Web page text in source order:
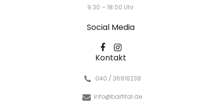
9:30 – 18:00 Uhr
Social Media
Kontakt
040 / 36916238
info@barfital.de